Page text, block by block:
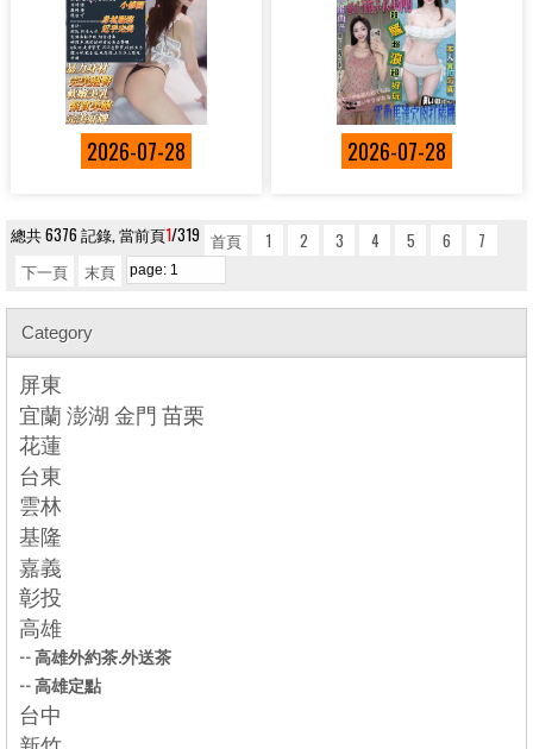
2026-07-28 2026-07-28
總共 6376 記錄, 當前頁1/319 首頁 1 2 3 4 5 6
7
下一頁
末頁
Category
屏東
宜蘭 澎湖 金門 苗栗
花蓮
台東
雲林
基隆
嘉義
彰投
高雄
--高雄外約茶.外送茶
--高雄定點
台中